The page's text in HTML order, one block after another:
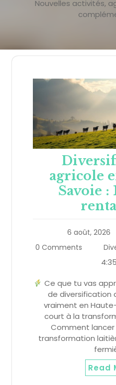
Nouvelles activités,
agricole
Savoie :
6 août, 2026
0 Comments
Ce que tu vas
de diversification
vraiment en
court à la
Comment
transformation
Read